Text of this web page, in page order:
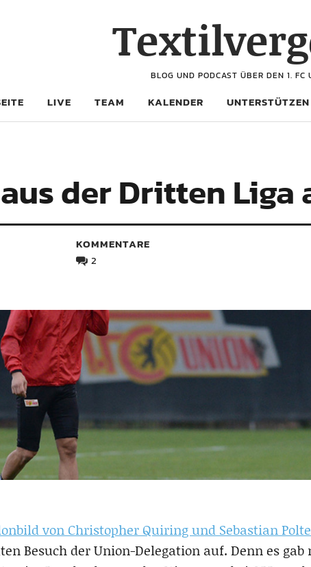
BLOG UND PODCAST ÜBER DEN 1. FC
LIVE TEAM KALENDER UNTERSTÜTZEN
der Dritten
KOMMENTARE
2
von Christopher Quiring und Sebastian
Besuch der Union-Delegation auf. Denn es